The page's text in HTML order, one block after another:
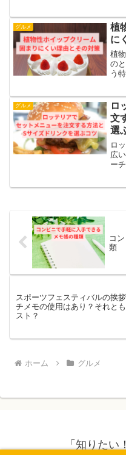
メ
す
グルメ
植
に
植
の
う
ッ
い
グルメ
ロ
文
選
ロ
広
ー
コ
類
スポーツフェスティバルの挨
チメモの使用はあり？それと
スト？
ホーム グルメ
「知りたい